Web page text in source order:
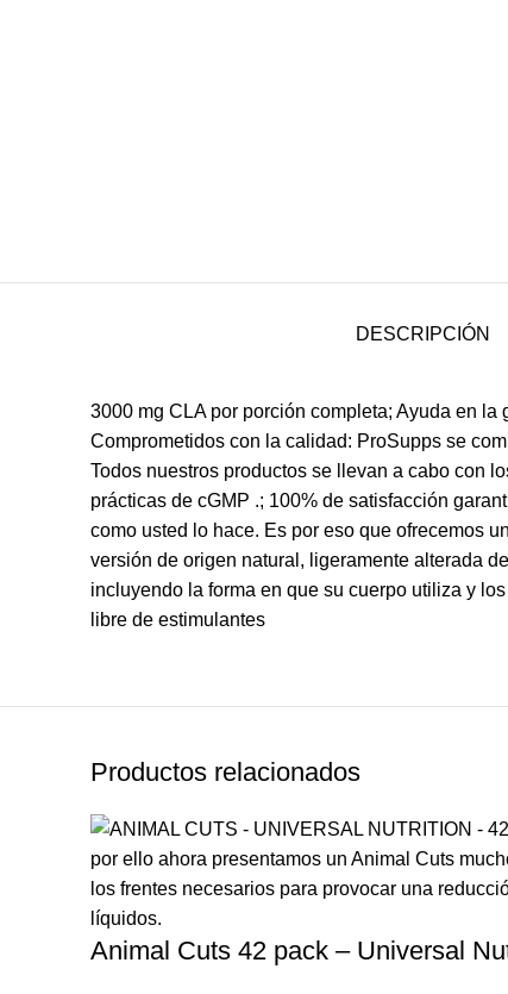
DESCRIPCIÓN
3000 mg CLA por porción completa; Ayuda en
Comprometidos con la calidad: ProSupps se
Todos nuestros productos se llevan a cabo con
prácticas de cGMP .; 100% de satisfacción
como usted lo hace. Es por eso que ofrecemos
versión de origen natural, ligeramente alterada
incluyendo la forma en que su cuerpo utiliza y
libre de estimulantes
Productos relacionados
Animal Cuts 42 pack – Universal